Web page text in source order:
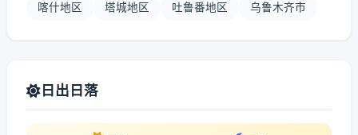
喀什地区 塔城地区 吐鲁番地区 乌鲁木齐市
日出日落